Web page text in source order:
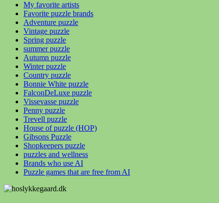
My favorite artists
Favorite puzzle brands
Adventure puzzle
Vintage puzzle
Spring puzzle
summer puzzle
Autumn puzzle
Winter puzzle
Country puzzle
Bonnie White puzzle
FalconDeLuxe puzzle
Vissevasse puzzle
Penny puzzle
Trevell puzzle
House of puzzle (HOP)
Gibsons Puzzle
Shopkeepers puzzle
puzzles and wellness
Brands who use AI
Puzzle games that are free from AI